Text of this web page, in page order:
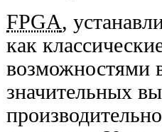
FPGA,
как
возможностями
значительных